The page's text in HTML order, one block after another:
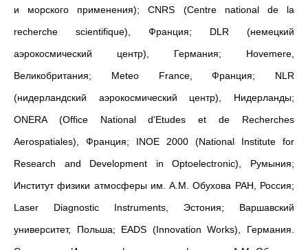
и морского применения); CNRS (Centre national de la
recherche scientifique), Франция; DLR (немецкий
аэрокосмический центр), Германия; Hovemere,
Великобритания; Meteo France, Франция; NLR
(нидерландский аэрокосмический центр), Нидерланды;
ONERA (Office National d'Etudes et de Recherches
Aerospatiales), Франция; INOE 2000 (National Institute for
Research and Development in Optoelectronic), Румыния;
Институт физики атмосферы им. А.М. Обухова РАН, Россия;
Laser Diagnostic Instruments, Эстония; Варшавский
университет, Польша; EADS (Innovation Works), Германия.